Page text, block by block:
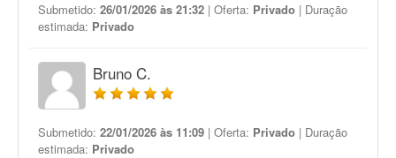
Submetido: 26/01/2026 às 21:32 | Oferta: Privado | Duração
estimada: Privado
Bruno C.
Submetido: 22/01/2026 às 11:09 | Oferta: Privado | Duração
estimada: Privado